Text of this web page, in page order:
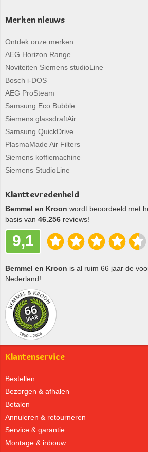
Merken nieuws
Ontdek onze merken
AEG Horizon Range
Noviteiten Siemens studioLine
Bosch i-DOS
AEG ProSteam
Samsung Eco Bubble
Siemens glassdraftAir
Samsung QuickDrive
PlasmaMade Air Filters
Siemens koffiemachine
Siemens StudioLine
Klanttevredenheid
Bemmel en Kroon wordt beoordeeld met
basis van 46.256 reviews!
9,1
Bemmel en Kroon is al ruim 66 jaar de
Nederland!
Klantenservice
Bestellen
Bezorgen & afhalen
Betalen
Annuleren & retourneren
Service & garantie
Montage & inbouw